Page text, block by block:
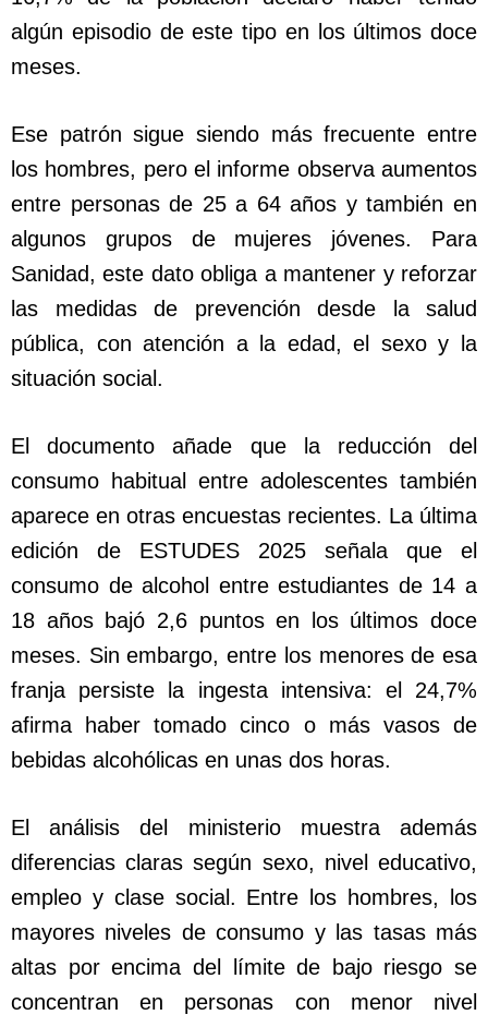
algún episodio de este tipo en los últimos doce
meses.
Ese patrón sigue siendo más frecuente entre
los hombres, pero el informe observa aumentos
entre personas de 25 a 64 años y también en
algunos grupos de mujeres jóvenes. Para
Sanidad, este dato obliga a mantener y reforzar
las medidas de prevención desde la salud
pública, con atención a la edad, el sexo y la
situación social.
El documento añade que la reducción del
consumo habitual entre adolescentes también
aparece en otras encuestas recientes. La última
edición de ESTUDES 2025 señala que el
consumo de alcohol entre estudiantes de 14 a
18 años bajó 2,6 puntos en los últimos doce
meses. Sin embargo, entre los menores de esa
franja persiste la ingesta intensiva: el 24,7%
afirma haber tomado cinco o más vasos de
bebidas alcohólicas en unas dos horas.
El análisis del ministerio muestra además
diferencias claras según sexo, nivel educativo,
empleo y clase social. Entre los hombres, los
mayores niveles de consumo y las tasas más
altas por encima del límite de bajo riesgo se
concentran en personas con menor nivel